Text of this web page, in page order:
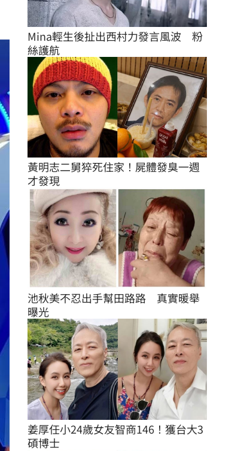
Mina輕生後扯出西村力發言風波　粉
絲護航
黃明志二舅猝死住家！屍體發臭一週
才發現
池秋美不忍出手幫田路路　真實暖舉
曝光
姜厚任小24歲女友智商146！獲台大3
碩博士